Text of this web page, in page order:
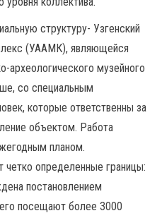
структуру- Узгенский
(УААМК), являющейся
археологического музейного
со специальным
которые ответственны за
объектом. Работа
планом.
четко определенные границы:
постановлением
его посещают более 3000